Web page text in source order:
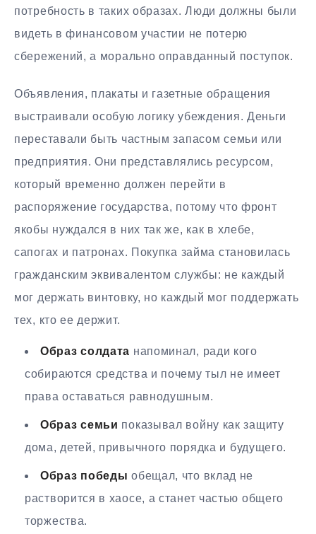
потребность в таких образах. Люди должны были
видеть в финансовом участии не потерю
сбережений, а морально оправданный поступок.
Объявления, плакаты и газетные обращения
выстраивали особую логику убеждения. Деньги
переставали быть частным запасом семьи или
предприятия. Они представлялись ресурсом,
который временно должен перейти в
распоряжение государства, потому что фронт
якобы нуждался в них так же, как в хлебе,
сапогах и патронах. Покупка займа становилась
гражданским эквивалентом службы: не каждый
мог держать винтовку, но каждый мог поддержать
тех, кто ее держит.
Образ солдата напоминал, ради кого
собираются средства и почему тыл не имеет
права оставаться равнодушным.
Образ семьи показывал войну как защиту
дома, детей, привычного порядка и будущего.
Образ победы обещал, что вклад не
растворится в хаосе, а станет частью общего
торжества.